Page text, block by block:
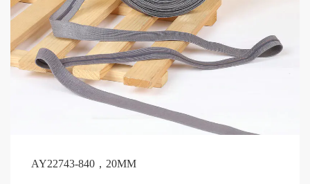
AY22743-840，20MM